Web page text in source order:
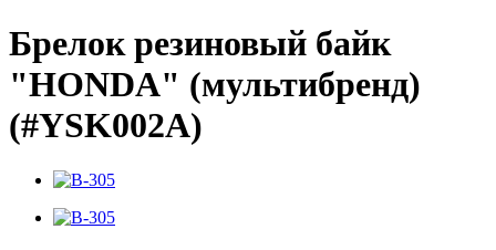
Брелок резиновый байк
"HONDA" (мультибренд)
(#YSK002A)